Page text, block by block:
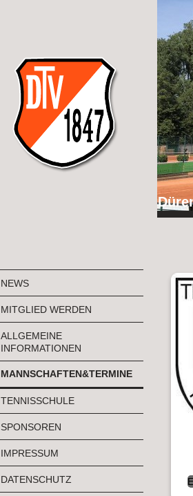
NEWS
MITGLIED WERDEN
ALLGEMEINE
INFORMATIONEN
MANNSCHAFTEN&TERMINE
TENNISSCHULE
SPONSOREN
IMPRESSUM
DATENSCHUTZ